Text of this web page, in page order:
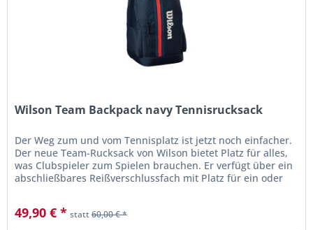
Wilson Team Backpack navy Tennisrucksack
Der Weg zum und vom Tennisplatz ist jetzt noch einfacher.
Der neue Team-Rucksack von Wilson bietet Platz für alles,
was Clubspieler zum Spielen brauchen. Er verfügt über ein
abschließbares Reißverschlussfach mit Platz für ein oder
49,90 € * statt60,00 € *